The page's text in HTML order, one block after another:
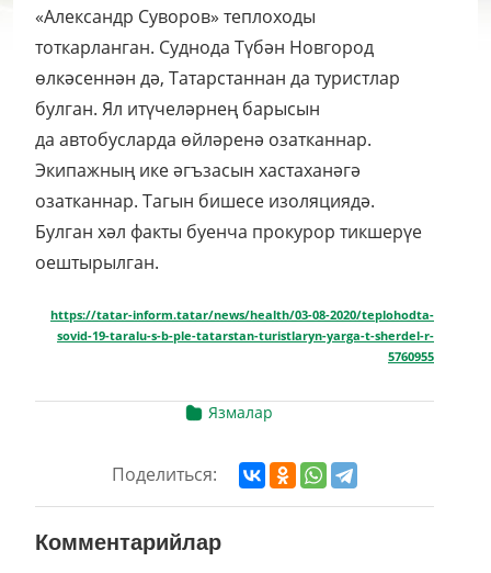
«Александр Суворов» теплоходы
тоткарланган. Суднода Түбән Новгород
өлкәсеннән дә, Татарстаннан да туристлар
булган. Ял итүчеләрнең барысын
да автобусларда өйләренә озатканнар.
Экипажның ике әгъзасын хастаханәгә
озатканнар. Тагын бишесе изоляциядә.
Булган хәл факты буенча прокурор тикшерүе
оештырылган.
https://tatar-inform.tatar/news/health/03-08-2020/teplohodta-
sovid-19-taralu-s-b-ple-tatarstan-turistlaryn-yarga-t-sherdel-r-
5760955
Язмалар
Поделиться:
Комментарийлар